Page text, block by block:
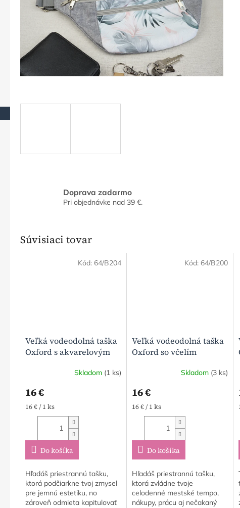
Doprava zadarmo
Pri objednávke nad 39 €.
Súvisiaci tovar
Veľká vodeodolná taška
Oxford s akvarelovým
Skladom (1 ks)
16 €
Jednotková
cena:
16 € / 1 ks
Do košíka
Hľadáš priestrannú tašku,
ktorá podčiarkne tvoj zmysel
pre jemnú estetiku, no
zároveň odmieta kapitulovať
Kód: 64/B204
Veľká vodeodolná taška
Oxford so včelím
Skladom (3 ks)
16 €
Jednotková
cena:
16 € / 1 ks
Do košíka
Hľadáš priestrannú tašku,
ktorá zvládne tvoje
celodenné mestské tempo,
nákupy, prácu aj nečakaný
Kód: 64/B200